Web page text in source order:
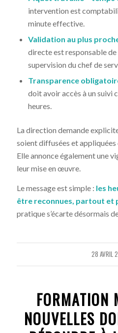
intervention est
minute effective.
Validation au plus
directe est responsable
supervision du chef de
Transparence
doit avoir accès à un suivi
heures.
La direction demande
soient diffusées et appliquées
Elle annonce également une
leur mise en œuvre.
Le message est simple : les
être reconnues, partout et
pratique s’écarte désormais
28 AVRIL
FORMATION
NOUVELLES